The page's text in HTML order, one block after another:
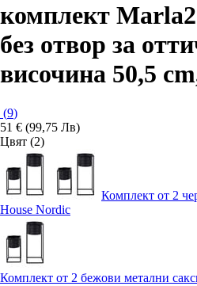
комплект Marla
без отвор за
височина 50,5 cm
(9)
51 € (99,75 Лв)
Цвят (2)
Комплект от 2
House Nordic
Комплект от 2 бежови метални